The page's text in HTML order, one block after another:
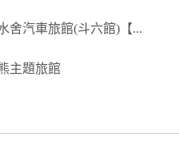
舍汽車旅館(斗六館)【...
主題旅館